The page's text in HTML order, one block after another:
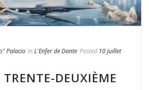
Palacio In L'Enfer de Dante Posted 10 juillet
DEUXIÈME